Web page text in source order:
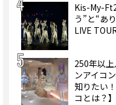
Kis-My-
う”と“あ
LIVE
250年以
ンアイコ
知りたい
コとは？】